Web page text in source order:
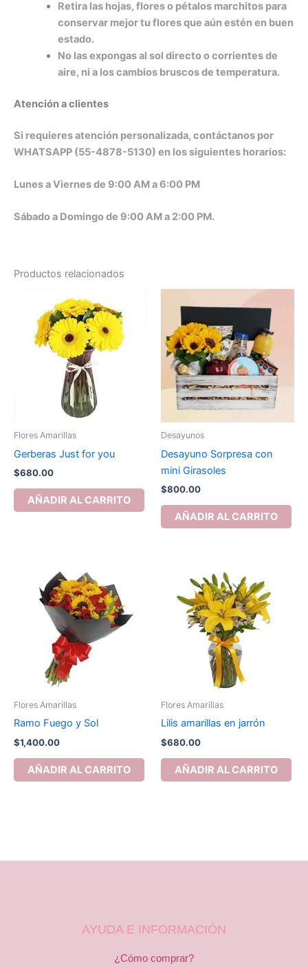
Retira las hojas, flores o pétalos marchitos para
conservar mejor tu flores que aún estén en buen
estado.
No las expongas al sol directo o corrientes de
aire, ni a los cambios bruscos de temperatura.
Atención a clientes
Si requieres atención personalizada, contáctanos por
WHATSAPP (55-4878-5130) en los siguientes horarios:
Lunes a Viernes de 9:00 AM a 6:00 PM
Sábado a Domingo de 9:00 AM a 2:00 PM.
Productos relacionados
Flores Amarillas
Gerberas Just for you
$680.00
AÑADIR AL CARRITO
Desayunos
Desayuno Sorpresa con
mini Girasoles
$800.00
AÑADIR AL CARRITO
Flores Amarillas
Ramo Fuego y Sol
$1,400.00
AÑADIR AL CARRITO
Flores Amarillas
Lilis amarillas en jarrón
$680.00
AÑADIR AL CARRITO
AYUDA E INFORMACIÓN
¿Cómo comprar?